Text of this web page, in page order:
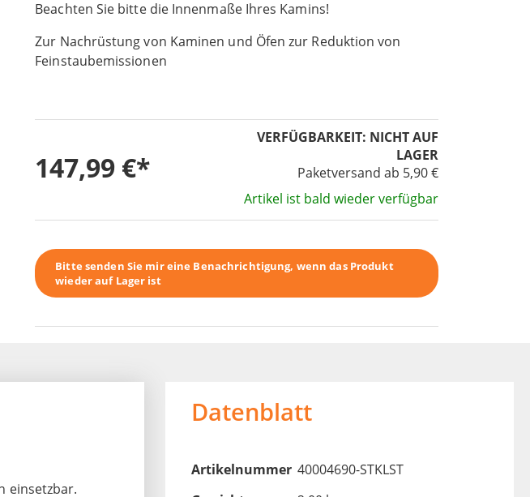
Beachten Sie bitte die Innenmaße Ihres Kamins!
Zur Nachrüstung von Kaminen und Öfen zur Reduktion von
Feinstaubemissionen
VERFÜGBARKEIT: NICHT AUF
LAGER
Paketversand ab 5,90 €
Artikel ist bald wieder verfügbar
147,99 €
Bitte senden Sie mir eine Benachrichtigung, wenn das Produkt
wieder auf Lager ist
einsetzbar.
Datenblatt
Artikelnummer 40004690-STKLST